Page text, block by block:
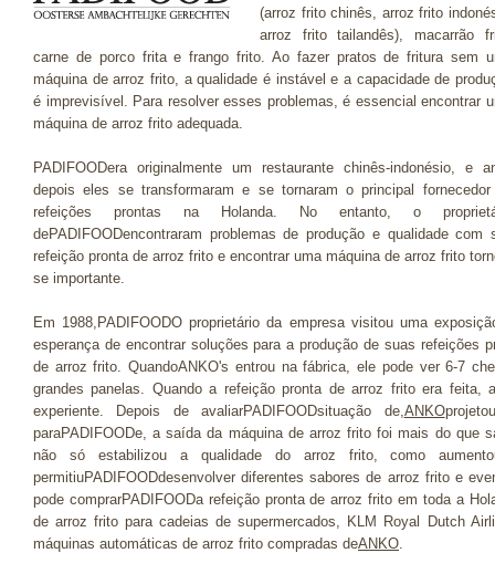
(arroz frito chinês, arroz frito
arroz frito tailandês), macarrão
carne de porco frita e frango frito. Ao fazer pratos de fritura sem
máquina de arroz frito, a qualidade é instável e a capacidade de
é imprevisível. Para resolver esses problemas, é essencial encontrar
máquina de arroz frito adequada.
PADIFOODera originalmente um restaurante chinês-indonésio, e
depois eles se transformaram e se tornaram o principal fornecedor
refeições prontas na Holanda. No entanto, o
dePADIFOODencontraram problemas de produção e qualidade com
refeição pronta de arroz frito e encontrar uma máquina de arroz frito
se importante.
Em 1988,PADIFOODO proprietário da empresa visitou uma
esperança de encontrar soluções para a produção de suas refeições
de arroz frito. QuandoANKO's entrou na fábrica, ele pode ver 6-7
grandes panelas. Quando a refeição pronta de arroz frito era
experiente. Depois de avaliarPADIFOODsituação de,ANKO
paraPADIFOODe, a saída da máquina de arroz frito foi mais do que
não só estabilizou a qualidade do arroz frito, como
permitiuPADIFOODdesenvolver diferentes sabores de arroz frito e
pode comprarPADIFOODa refeição pronta de arroz frito em toda a
de arroz frito para cadeias de supermercados, KLM Royal Dutch
máquinas automáticas de arroz frito compradas deANKO.